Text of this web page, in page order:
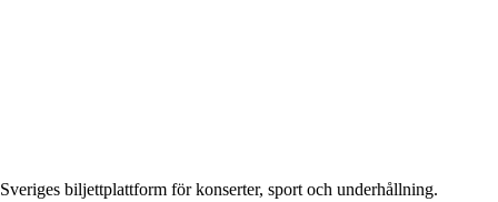
Sveriges biljettplattform för konserter, sport och underhållning.